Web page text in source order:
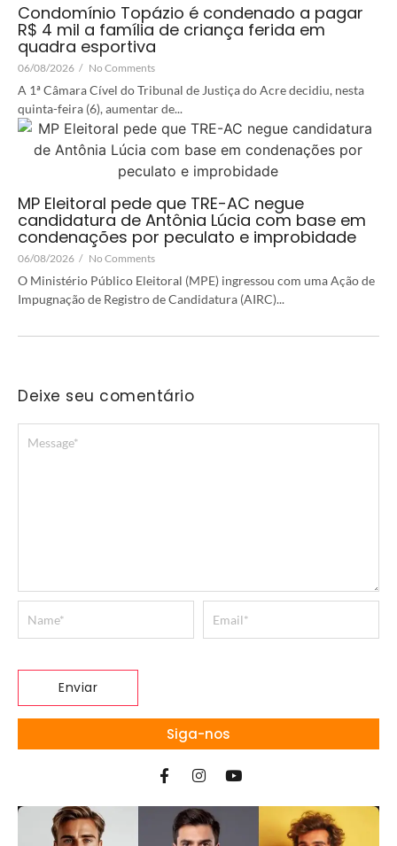
Condomínio Topázio é condenado a pagar
R$ 4 mil a família de criança ferida em
quadra esportiva
06/08/2026 / No Comments
A 1ª Câmara Cível do Tribunal de Justiça do Acre decidiu, nesta
quinta-feira (6), aumentar de...
MP Eleitoral pede que TRE-AC negue
candidatura de Antônia Lúcia com base em
condenações por peculato e improbidade
06/08/2026 / No Comments
O Ministério Público Eleitoral (MPE) ingressou com uma Ação de
Impugnação de Registro de Candidatura (AIRC)...
Deixe seu comentário
Siga-nos